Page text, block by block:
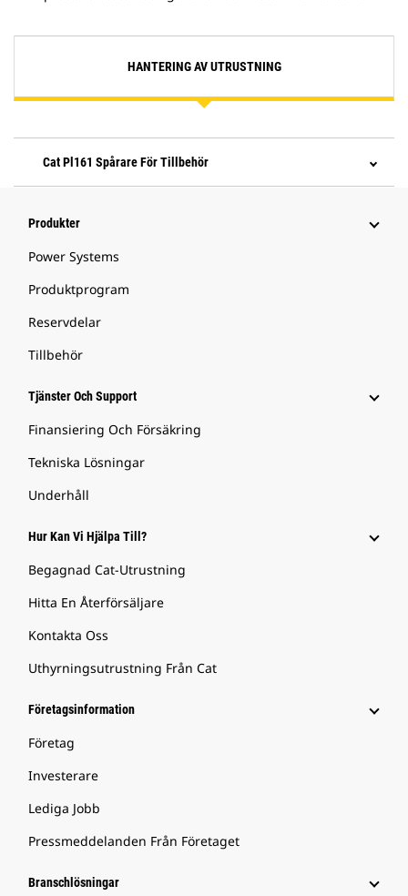
HANTERING AV UTRUSTNING
Cat Pl161 Spårare För Tillbehör
Produkter
Power Systems
Produktprogram
Reservdelar
Tillbehör
Tjänster Och Support
Finansiering Och Försäkring
Tekniska Lösningar
Underhåll
Hur Kan Vi Hjälpa Till?
Begagnad Cat-Utrustning
Hitta En Återförsäljare
Kontakta Oss
Uthyrningsutrustning Från Cat
Företagsinformation
Företag
Investerare
Lediga Jobb
Pressmeddelanden Från Företaget
Branschlösningar